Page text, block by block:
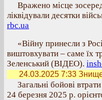
Вражено місце
ліквідували десятки
rbc.ua
«Війну принесли з
виштовхувати – саме їх
Зеленський (ВІДЕО).
24.03.2025 7:33
Загальні бойові
24 березня 2025 р.